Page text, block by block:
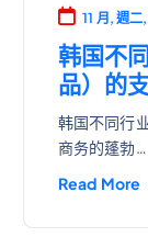
11 月, 週
韩国不
品）的
韩国不同行
商务的蓬勃…
Read More